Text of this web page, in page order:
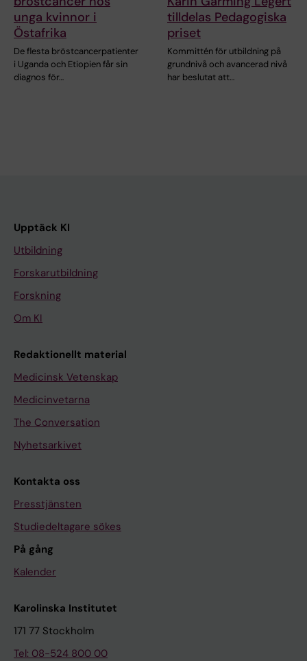
unga kvinnor i
Östafrika
De flesta bröstcancerpatienter
i Uganda och Etiopien får sin
diagnos för…
tilldelas Pedagogiska
priset
Kommittén för utbildning på
grundnivå och avancerad nivå
har beslutat att…
Upptäck KI
Utbildning
Forskarutbildning
Forskning
Om KI
Redaktionellt material
Medicinsk Vetenskap
Medicinvetarna
The Conversation
Nyhetsarkivet
Kontakta oss
Presstjänsten
Studiedeltagare sökes
På gång
Kalender
Karolinska Institutet
171 77 Stockholm
Tel: 08-524 800 00